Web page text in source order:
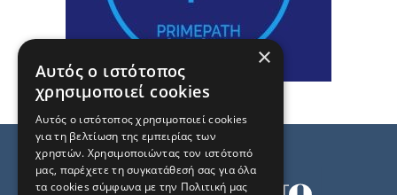
×
Αυτός ο ιστότοπος
χρησιμοποιεί cookies
Αυτός ο ιστότοπος χρησιμοποιεί cookies
για τη βελτίωση της εμπειρίας των
χρηστών. Χρησιμοποιώντας τον ιστότοπό
μας, παρέχετε τη συγκατάθεσή σας για όλα
τα cookies σύμφωνα με την Πολιτική μας